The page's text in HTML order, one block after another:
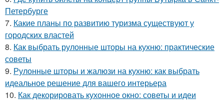
Петербурге
7. Какие планы по развитию туризма существуют у
городских властей
8. Как выбрать рулонные шторы на кухню: практические
советы
9. Рулонные шторы и жалюзи на кухню: как выбрать
идеальное решение для вашего интерьера
10. Как декорировать кухонное окно: советы и идеи